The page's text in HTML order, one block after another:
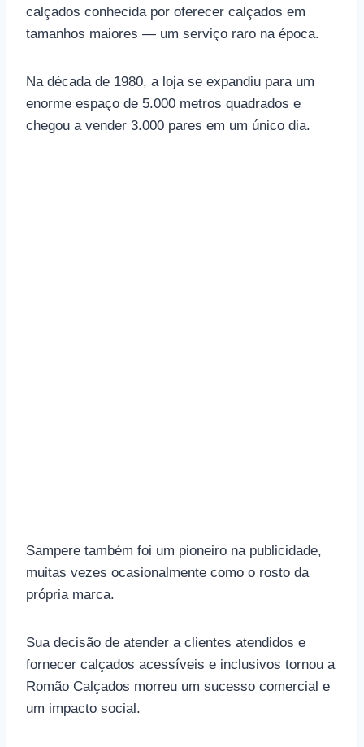
calçados conhecida por oferecer calçados em
tamanhos maiores — um serviço raro na época.
Na década de 1980, a loja se expandiu para um
enorme espaço de 5.000 metros quadrados e
chegou a vender 3.000 pares em um único dia.
Sampere também foi um pioneiro na publicidade,
muitas vezes ocasionalmente como o rosto da
própria marca.
Sua decisão de atender a clientes atendidos e
fornecer calçados acessíveis e inclusivos tornou a
Romão Calçados morreu um sucesso comercial e
um impacto social.